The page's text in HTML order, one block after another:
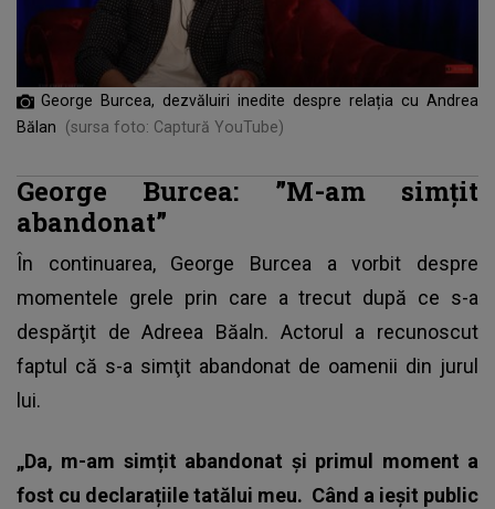
George Burcea, dezvăluiri inedite despre relația cu Andrea
Bălan
(sursa foto: Captură YouTube)
George Burcea: ”M-am simțit
abandonat”
În continuarea, George Burcea a vorbit despre
momentele grele prin care a trecut după ce s-a
despărţit de Adreea Băaln. Actorul a recunoscut
faptul că s-a simţit abandonat de oamenii din jurul
lui.
„Da, m-am simțit abandonat și primul moment a
fost cu declarațiile tatălui meu. Când a ieșit public